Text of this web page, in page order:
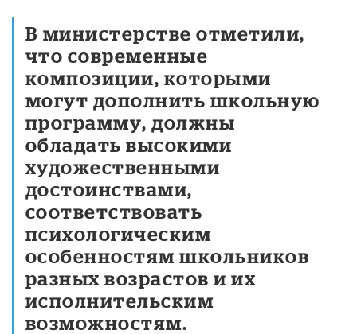
В министерстве отметили,
что современные
композиции, которыми
могут дополнить школьную
программу, должны
обладать высокими
художественными
достоинствами,
соответствовать
психологическим
особенностям школьников
разных возрастов и их
исполнительским
возможностям.